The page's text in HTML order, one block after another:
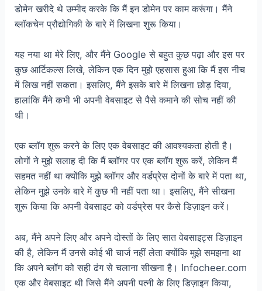
डोमेन खरीदे थे उम्मीद करके कि मैं इन डोमेन पर काम करूंगा। मैंने
ब्लॉकचेन प्रौद्योगिकी के बारे में लिखना शुरू किया।
यह नया था मेरे लिए, और मैंने Google से बहुत कुछ पढ़ा और इस पर
कुछ आर्टिकल्स लिखे, लेकिन एक दिन मुझे एहसास हुआ कि मैं इस नीच
में लिख नहीं सकता। इसलिए, मैंने इसके बारे में लिखना छोड़ दिया,
हालांकि मैंने कभी भी अपनी वेबसाइट से पैसे कमाने की सोच नहीं की
थी।
एक ब्लॉग शुरू करने के लिए एक वेबसाइट की आवश्यकता होती है।
लोगों ने मुझे सलाह दी कि मैं ब्लॉगर पर एक ब्लॉग शुरू करें, लेकिन मैं
सहमत नहीं था क्योंकि मुझे ब्लॉगर और वर्डप्रेस दोनों के बारे में पता था,
लेकिन मुझे उनके बारे में कुछ भी नहीं पता था। इसलिए, मैंने सीखना
शुरू किया कि अपनी वेबसाइट को वर्डप्रेस पर कैसे डिज़ाइन करें।
अब, मैंने अपने लिए और अपने दोस्तों के लिए सात वेबसाइट्स डिज़ाइन
की है, लेकिन मैं उनसे कोई भी चार्ज नहीं लेता क्योंकि मुझे समझना था
कि अपने ब्लॉग को सही ढंग से चलाना सीखना है। Infocheer.com
एक और वेबसाइट थी जिसे मैंने अपनी पत्नी के लिए डिज़ाइन किया,